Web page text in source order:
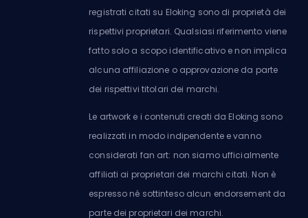
registrati citati su Eloking sono di proprietà dei
rispettivi proprietari. Qualsiasi riferimento viene
fatto solo a scopo identificativo e non implica
alcuna affiliazione o approvazione da parte
dei rispettivi titolari dei marchi.
Le artwork e i contenuti creati da Eloking sono
realizzati in modo indipendente e vanno
considerati fan art: non siamo ufficialmente
affiliati ai proprietari dei marchi citati. Non è
espresso né sottinteso alcun endorsement da
parte dei proprietari dei marchi.